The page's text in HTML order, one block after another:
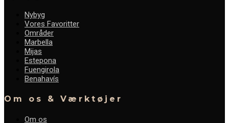
Nybyg
Vores Favoritter
Områder
Marbella
Mijas
Estepona
Fuengirola
Benahavís
Om os & Værktøjer
Om os